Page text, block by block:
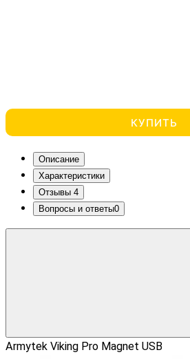
КУПИТЬ
Описание
Характеристики
Отзывы 4
Вопросы и ответы0
Armytek Viking Pro Magnet USB